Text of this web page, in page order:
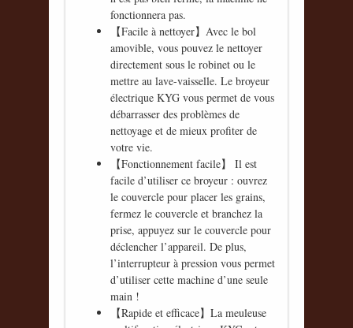
fonctionnera pas.
【Facile à nettoyer】Avec le bol
amovible, vous pouvez le nettoyer
directement sous le robinet ou le
mettre au lave-vaisselle. Le broyeur
électrique KYG vous permet de vous
débarrasser des problèmes de
nettoyage et de mieux profiter de
votre vie.
【Fonctionnement facile】 Il est
facile d’utiliser ce broyeur : ouvrez
le couvercle pour placer les grains,
fermez le couvercle et branchez la
prise, appuyez sur le couvercle pour
déclencher l’appareil. De plus,
l’interrupteur à pression vous permet
d’utiliser cette machine d’une seule
main !
【Rapide et efficace】La meuleuse